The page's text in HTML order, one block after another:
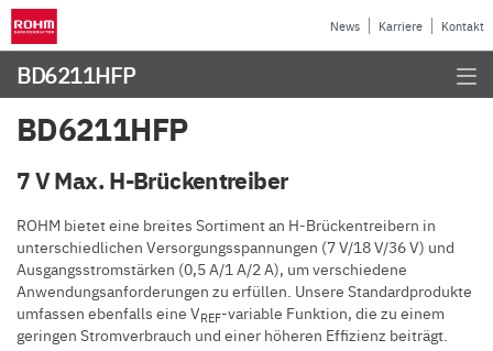
News Karriere Kontakt
BD6211HFP
BD6211HFP
7 V Max. H-Brückentreiber
ROHM bietet eine breites Sortiment an H-Brückentreibern in
unterschiedlichen Versorgungsspannungen (7 V/18 V/36 V) und
Ausgangsstromstärken (0,5 A/1 A/2 A), um verschiedene
Anwendungsanforderungen zu erfüllen. Unsere Standardprodukte
umfassen ebenfalls eine VREF-variable Funktion, die zu einem
geringen Stromverbrauch und einer höheren Effizienz beiträgt.